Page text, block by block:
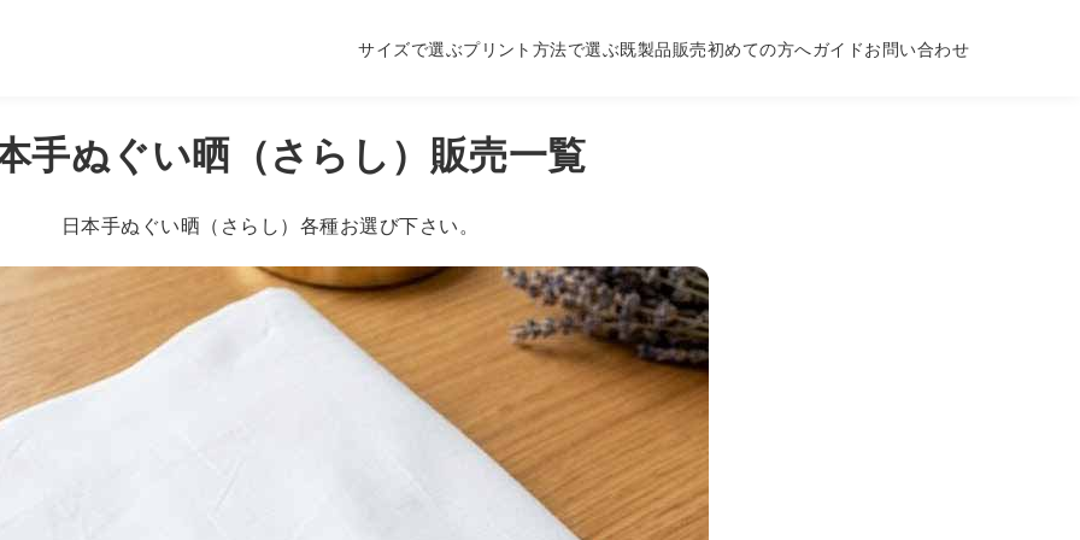
サイズで選ぶプリント方法で選ぶ既製品販売初めての方へガイドお問い合わせ
手ぬぐい晒（さらし）販売一覧
日本手ぬぐい晒（さらし）各種お選び下さい。